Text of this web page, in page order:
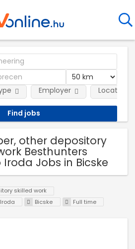
Employer Location
other depository
Besthunters
Jobs in Bicske
skilled work
Bicske Full time